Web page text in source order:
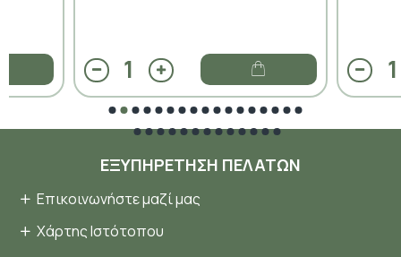
ΕΞΥΠΗΡΈΤΗΣΗ ΠΕΛΑΤΏΝ
Επικοινωνήστε μαζί μας
Χάρτης Ιστότοπου